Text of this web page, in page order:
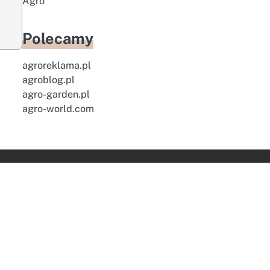
Polecamy
agroreklama.pl
agroblog.pl
agro-garden.pl
agro-world.com